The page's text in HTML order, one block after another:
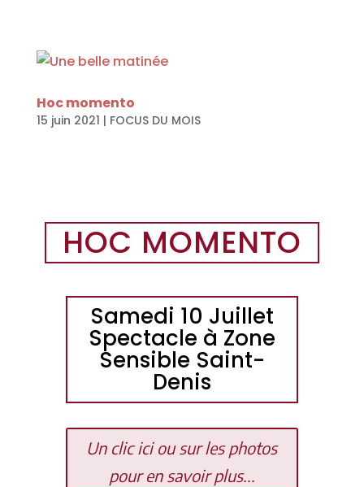
Hoc momento
15 juin 2021 | FOCUS DU MOIS
HOC MOMENTO
Samedi 10 Juillet
Spectacle à Zone
Sensible Saint-
Denis
Un clic ici ou sur les photos
pour en savoir plus...